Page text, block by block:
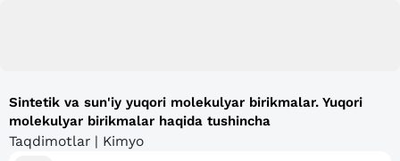
Sintetik va sun'iy yuqori molekulyar birikmalar. Yuqori
molekulyar birikmalar haqida tushincha
Taqdimotlar | Kimyo